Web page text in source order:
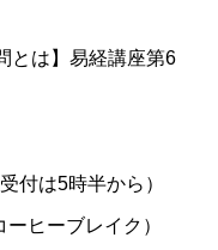
とは】易経講座第6
は5時半から）
ヒーブレイク）